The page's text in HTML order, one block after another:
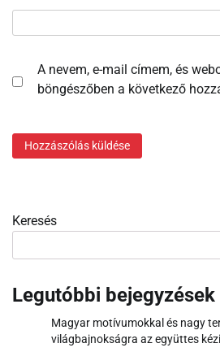
A nevem, e-mail címem, és
böngészőben a következő
Keresés
Legutóbbi bejegyzések
Magyar motívumokkal és nagy
világbajnokságra az együttes